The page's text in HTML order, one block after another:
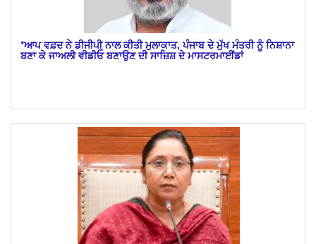
*ਆਪ ਵਫ਼ਦ ਨੇ ਡੀਜੀਪੀ ਨਾਲ ਕੀਤੀ ਮੁਲਾਕਾਤ, ਪੰਜਾਬ ਦੇ ਮੁੱਖ ਮੰਤਰੀ ਨੂੰ ਨਿਸ਼ਾਨਾ
ਬਣਾ ਕੇ ਜਾਅਲੀ ਵੀਡੀਓ ਬਣਾਉਣ ਦੀ ਸਾਜ਼ਿਸ਼ ਦੇ ਮਾਸਟਰਮਾਈਂਡਾਂ